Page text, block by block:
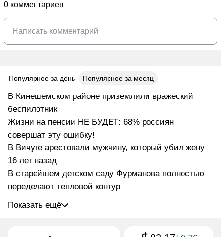
0 комментариев
Популярное за день Популярное за месяц
В Кинешемском районе приземлили вражеский
беспилотник
Жизни на пенсии НЕ БУДЕТ: 68% россиян
совершат эту ошибку!
В Вичуге арестовали мужчину, который убил жену
16 лет назад
В старейшем детском саду Фурманова полностью
переделают тепловой контур
Показать ещё